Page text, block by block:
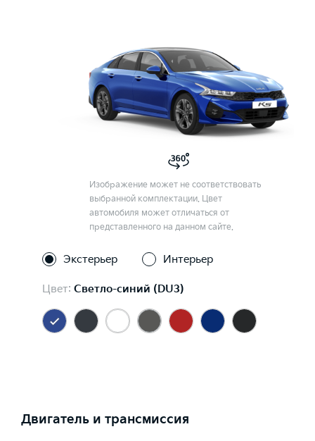
Изображение может не соответствовать
выбранной комплектации. Цвет
автомобиля может отличаться от
представленного на данном сайте.
Экстерьер Интерьер
Цвет: Светло-синий (DU3)
Двигатель и трансмиссия